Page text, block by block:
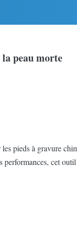
peau morte
pieds à gravure
cet